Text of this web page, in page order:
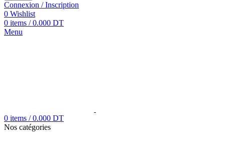
Connexion / Inscription
0 Wishlist
0 items / 0.000 DT
Menu
0 items / 0.000 DT
Nos catégories